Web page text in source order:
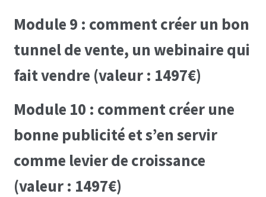
Module 9 : comment créer un bon
tunnel de vente, un webinaire qui
fait vendre (valeur : 1497€)
Module 10 : comment créer une
bonne publicité et s’en servir
comme levier de croissance
(valeur : 1497€)